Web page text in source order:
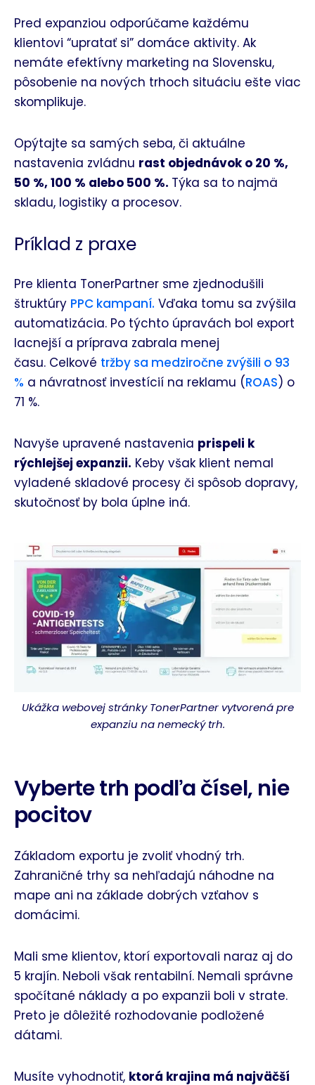
Pred expanziou odporúčame každému
klientovi “upratať si” domáce aktivity. Ak
nemáte efektívny marketing na Slovensku,
pôsobenie na nových trhoch situáciu ešte viac
skomplikuje.
Opýtajte sa samých seba, či aktuálne
nastavenia zvládnu rast objednávok o 20 %,
50 %, 100 % alebo 500 %. Týka sa to najmä
skladu, logistiky a procesov.
Príklad z praxe
Pre klienta TonerPartner sme zjednodušili
štruktúry PPC kampaní. Vďaka tomu sa zvýšila
automatizácia. Po týchto úpravách bol export
lacnejší a príprava zabrala menej
času. Celkové tržby sa medziročne zvýšili o 93
% a návratnosť investícií na reklamu (ROAS) o
71 %.
Navyše upravené nastavenia prispeli k
rýchlejšej expanzii. Keby však klient nemal
vyladené skladové procesy či spôsob dopravy,
skutočnosť by bola úplne iná.
Ukážka webovej stránky TonerPartner vytvorená pre
expanziu na nemecký trh.
Vyberte trh podľa čísel, nie
pocitov
Základom exportu je zvoliť vhodný trh.
Zahraničné trhy sa nehľadajú náhodne na
mape ani na základe dobrých vzťahov s
domácimi.
Mali sme klientov, ktorí exportovali naraz aj do
5 krajín. Neboli však rentabilní. Nemali správne
spočítané náklady a po expanzii boli v strate.
Preto je dôležité rozhodovanie podložené
dátami.
Musíte vyhodnotiť, ktorá krajina má najväčší